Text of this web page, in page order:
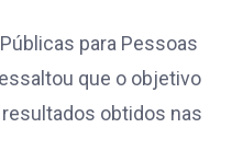
para Pessoas
que o objetivo
obtidos nas